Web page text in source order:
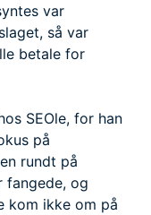
var
så var
betale for
SEOle, for han
på
rundt på
fangede, og
kom ikke om på